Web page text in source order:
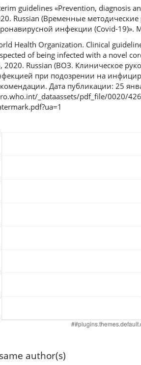
guidelines «Prevention, diagnosis
Russian (Временные
инфекции (Covid-19)».
Health Organization. Clinical
of being infected with a novel
2020. Russian (ВОЗ. Клиническое
при подозрении на
Дата публикации: 25
_dataassets/pdf_file/0020/
author(s)